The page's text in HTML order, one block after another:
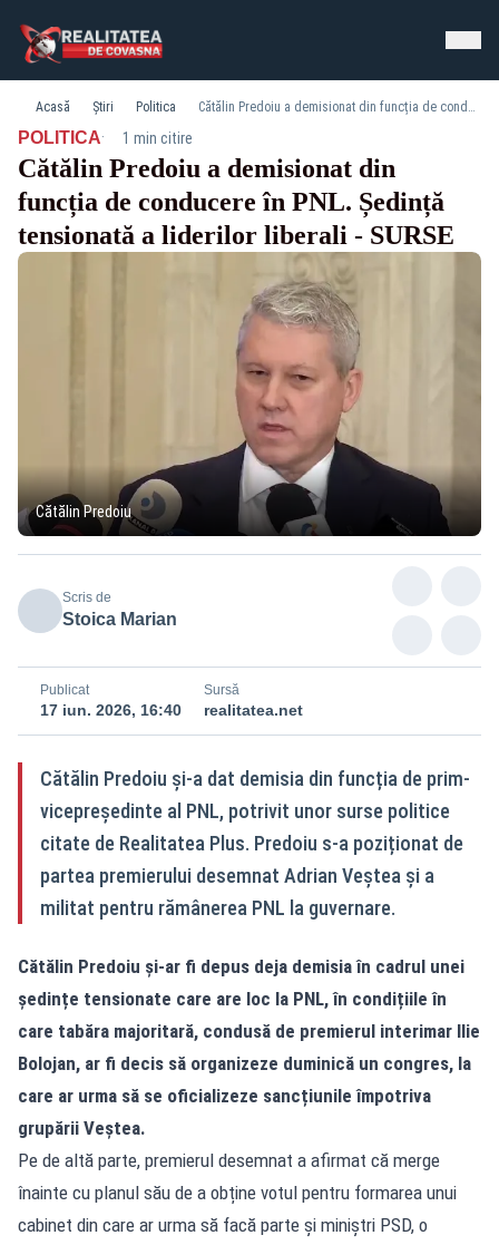
Acasă Știri Politica Cătălin Predoiu a demisionat din funcția de conducere în PNL. Ședință tensionată a liderilor liberali - SURSE
POLITICA· 1 min citire
Cătălin Predoiu a demisionat din
funcția de conducere în PNL. Ședință
tensionată a liderilor liberali - SURSE
Cătălin Predoiu
Scris de
Stoica Marian
Publicat
17 iun. 2026, 16:40
Sursă
realitatea.net
Cătălin Predoiu și-a dat demisia din funcția de prim-
vicepreședinte al PNL, potrivit unor surse politice
citate de Realitatea Plus. Predoiu s-a poziționat de
partea premierului desemnat Adrian Veștea și a
militat pentru rămânerea PNL la guvernare.
Cătălin Predoiu și-ar fi depus deja demisia în cadrul unei
ședințe tensionate care are loc la PNL, în condițiile în
care tabăra majoritară, condusă de premierul interimar Ilie
Bolojan, ar fi decis să organizeze duminică un congres, la
care ar urma să se oficializeze sancțiunile împotriva
grupării Veștea.
Pe de altă parte, premierul desemnat a afirmat că merge
înainte cu planul său de a obține votul pentru formarea unui
cabinet din care ar urma să facă parte și miniștri PSD, o